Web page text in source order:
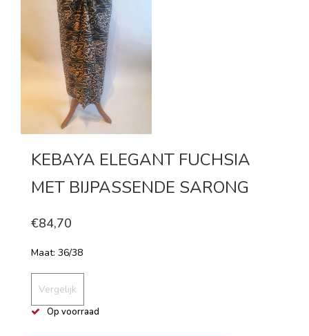
KEBAYA ELEGANT FUCHSIA
MET BIJPASSENDE SARONG
€84,70
Maat: 36/38
Vergelijk
Op voorraad